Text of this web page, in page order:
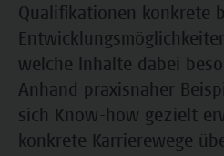
Qualifikationen konkrete
welche Inhalte dabei
Anhand praxisnaher
sich Know-how gezielt
konkrete Karrierewege